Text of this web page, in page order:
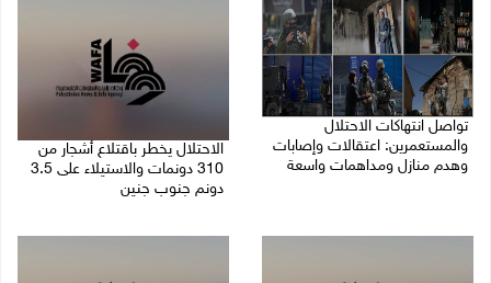
تواصل انتهاكات الاحتلال
والمستعمرين: اعتقالات وإصابات
وهدم منازل ومداهمات واسعة
الاحتلال يخطر باقتلاع أشجار من
310 دونمات والاستيلاء على 3.5
دونم جنوب جنين